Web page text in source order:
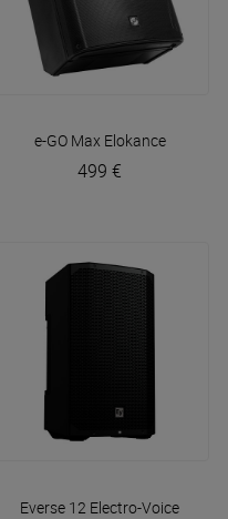
e-GO Max Elokance
499 €
Everse 12 Electro-Voice